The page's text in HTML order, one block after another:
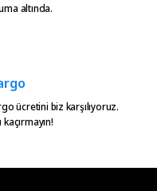
altında.
ücretini biz karşılıyoruz.